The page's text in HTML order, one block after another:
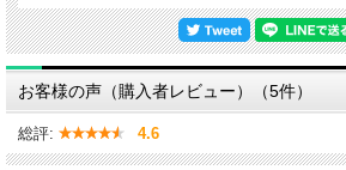
お客様の声（購入者レビュー）（5件）
総評: 4.6